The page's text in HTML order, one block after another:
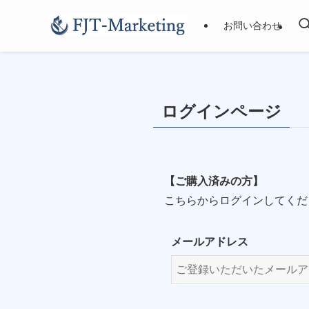
お問い合わせ
ログインページ
【ご購入済みの方】
こちらからログインしてく
メールアドレス